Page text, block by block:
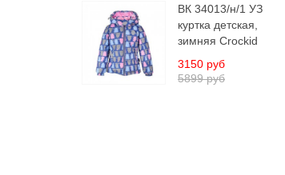
ВК 34013/н/1 УЗ
куртка детская,
зимняя Crockid
5899 руб
3150 руб